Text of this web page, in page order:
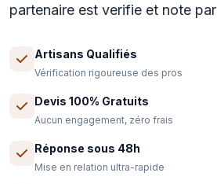
partenaire est verifie et note
Artisans Qualifiés
Vérification rigoureuse des pros
Devis 100% Gratuits
Aucun engagement, zéro frais
Réponse sous 48h
Mise en relation ultra-rapide